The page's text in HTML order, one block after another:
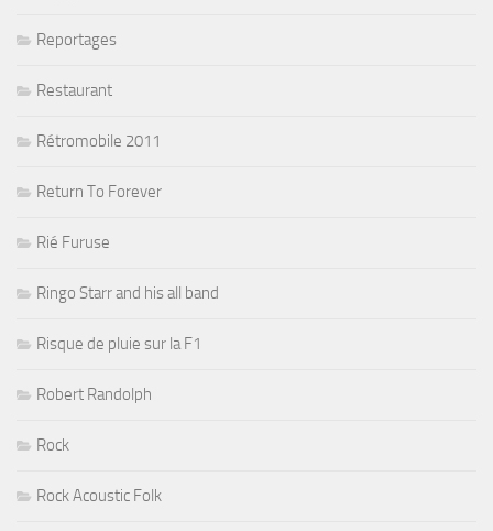
Reportages
Restaurant
Rétromobile 2011
Return To Forever
Rié Furuse
Ringo Starr and his all band
Risque de pluie sur la F1
Robert Randolph
Rock
Rock Acoustic Folk